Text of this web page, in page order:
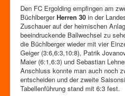
Den FC Ergolding empfingen am
BüchlbergerHerren 30 in der
Zuschauer auf der heimischen
beeindruckende Ballwechsel zu
die Büchlberger wieder mit vier
Geiger (3:6,6:3,10:8), Patrik
Maier (6:1,6:3) und Sebastian
Anschluss konnte man auch noch
entscheiden und der zweite
Tabellenführung stand mit 6:3 fest.